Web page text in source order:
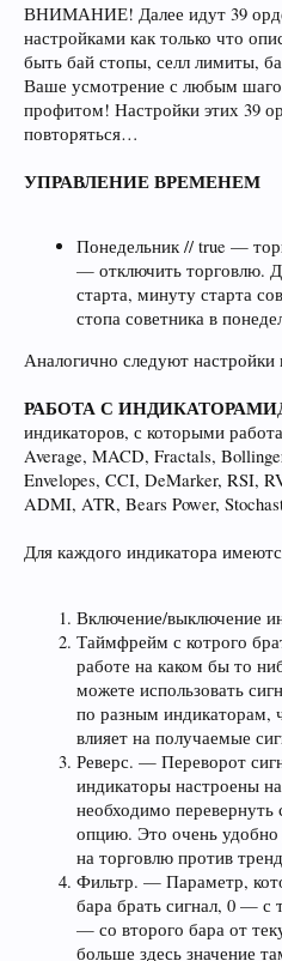
ВНИМАНИЕ! Далее идут 39
настройками как только что
быть бай стопы, селл лимиты,
Ваше усмотрение с любым
профитом! Настройки этих 39
повторяться…
УПРАВЛЕНИЕ ВРЕМЕНЕМ
Понедельник // true —
— отключить торговлю.
старта, минуту старта
стопа советника в
Аналогично следуют настройки
РАБОТА С ИНДИКАТОРАМИ
индикаторов, с которыми
Average, MACD, Fractals,
Envelopes, CCI, DeMarker, RSI,
ADMI, ATR, Bears Power,
Для каждого индикатора
Включение/выключение
Таймфрейм с котрого
работе на каком бы то
можете использовать
по разным индикаторам,
влияет на получаемые
Реверс. — Переворот
индикаторы настроены
необходимо перевернуть
опцию. Это очень удобно
на торговлю против
Фильтр. — Параметр,
бара брать сигнал, 0 — с
— со второго бара от
больше здесь значение